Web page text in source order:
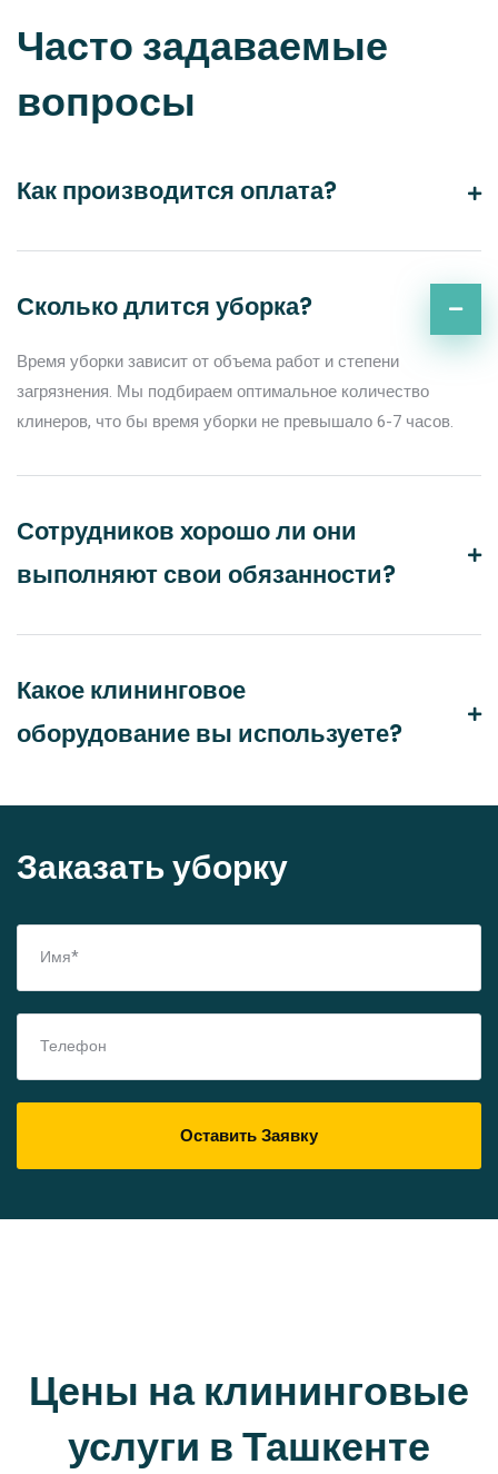
Часто задаваемые
вопросы
Как производится оплата?
Сколько длится уборка?
Время уборки зависит от объема работ и степени
загрязнения. Мы подбираем оптимальное количество
клинеров, что бы время уборки не превышало 6-7 часов.
Сотрудников хорошо ли они
выполняют свои обязанности?
Какое клининговое
оборудование вы используете?
Заказать уборку
Оставить Заявку
Цены на клининговые
услуги в Ташкенте